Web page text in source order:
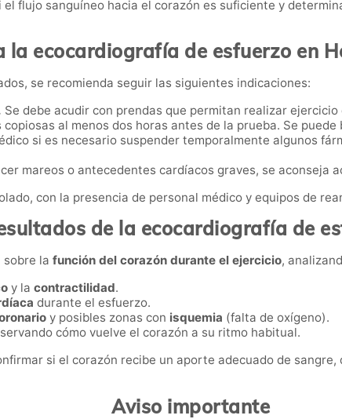
flujo sanguíneo hacia el corazón es suficiente y
la ecocardiografía de esfuerzo en
se recomienda seguir las siguientes indicaciones:
Se debe acudir con prendas que permitan realizar ejercicio
copiosas al menos dos horas antes de la prueba. Se
si es necesario suspender temporalmente algunos
mareos o antecedentes cardíacos graves, se aconseja
con la presencia de personal médico y equipos de
de la ecocardiografía de
sobre la función del corazón durante el ejercicio,
y la contractilidad.
durante el esfuerzo.
y posibles zonas con isquemia (falta de oxígeno).
cómo vuelve el corazón a su ritmo habitual.
si el corazón recibe un aporte adecuado de sangre,
Aviso importante